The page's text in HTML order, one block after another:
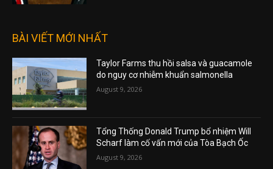
BÀI VIẾT MỚI NHẤT
Taylor Farms thu hồi salsa và guacamole
do nguy cơ nhiễm khuẩn salmonella
August 9, 2026
Tổng Thống Donald Trump bổ nhiệm Will
Scharf làm cố vấn mới của Tòa Bạch Ốc
August 9, 2026